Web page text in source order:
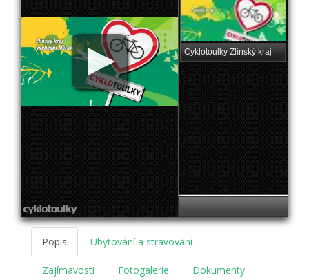
Cyklotoulky Zlínský kraj
Popis Ubytování a stravování
Zajímavosti Fotogalerie Dokumenty